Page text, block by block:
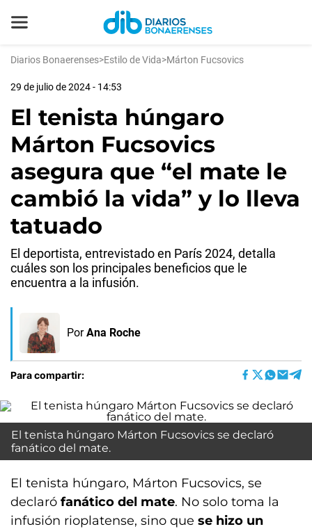
Diarios Bonaerenses>Estilo de Vida>Márton Fucsovics
29 de julio de 2024 - 14:53
El tenista húngaro
Márton Fucsovics
asegura que “el mate le
cambió la vida” y lo lleva
tatuado
El deportista, entrevistado en París 2024, detalla
cuáles son los principales beneficios que le
encuentra a la infusión.
Por Ana Roche
Para compartir:
El tenista húngaro Márton Fucsovics se declaró
fanático del mate.
El tenista húngaro, Márton Fucsovics, se
declaró fanático del mate. No solo toma la
infusión rioplatense, sino que se hizo un